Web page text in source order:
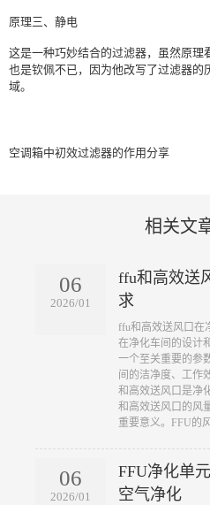
原理三、静电
这是一种巧妙结合的过滤器，虽然原理
也是钦佩不已，因为他改写了过滤器的
域。
空调箱中初效过滤器的作用分享
相关文
06
2026/01
ffu和高效送
求
​ffu和高效送风口在
在净化车间的设计
一个至关重要的参
间的洁净度、工作
和高效送风口是净
和高效送风口的风
重要意义。FFU的
06
2026/01
FFU净化单
空气净化